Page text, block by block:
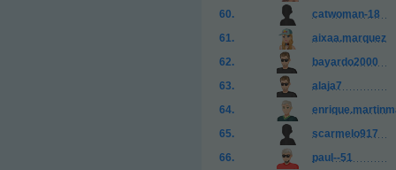
catwoman-18
aixaa.marquez
bayardo2000
alaja7
scarmelo917
paul--51